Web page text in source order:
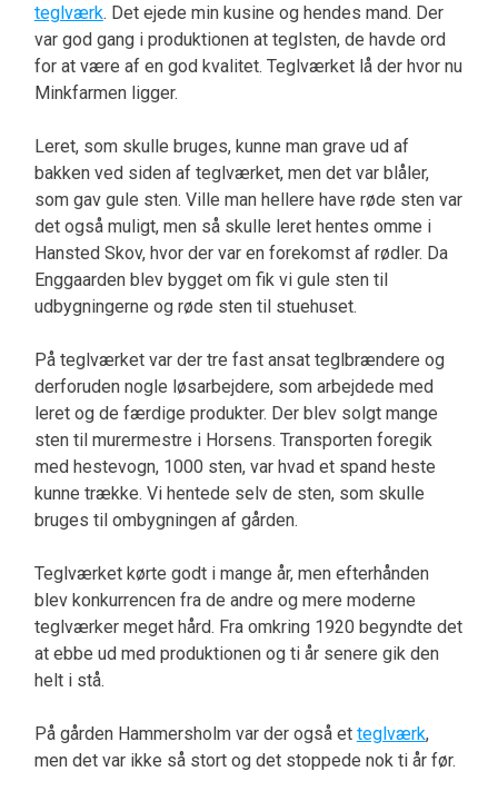
teglværk. Det ejede min kusine og hendes mand. Der
var god gang i produktionen at teglsten, de havde ord
for at være af en god kvalitet. Teglværket lå der hvor nu
Minkfarmen ligger.
Leret, som skulle bruges, kunne man grave ud af
bakken ved siden af teglværket, men det var blåler,
som gav gule sten. Ville man hellere have røde sten var
det også muligt, men så skulle leret hentes omme i
Hansted Skov, hvor der var en forekomst af rødler. Da
Enggaarden blev bygget om fik vi gule sten til
udbygningerne og røde sten til stuehuset.
På teglværket var der tre fast ansat teglbrændere og
derforuden nogle løsarbejdere, som arbejdede med
leret og de færdige produkter. Der blev solgt mange
sten til murermestre i Horsens. Transporten foregik
med hestevogn, 1000 sten, var hvad et spand heste
kunne trække. Vi hentede selv de sten, som skulle
bruges til ombygningen af gården.
Teglværket kørte godt i mange år, men efterhånden
blev konkurrencen fra de andre og mere moderne
teglværker meget hård. Fra omkring 1920 begyndte det
at ebbe ud med produktionen og ti år senere gik den
helt i stå.
På gården Hammersholm var der også et teglværk,
men det var ikke så stort og det stoppede nok ti år før.